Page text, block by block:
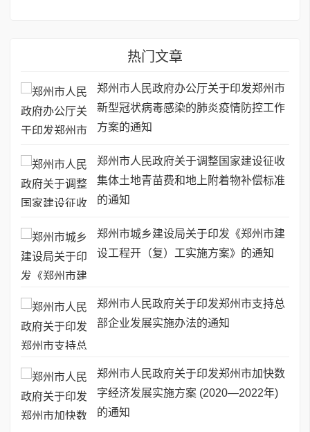
热门文章
郑州市人民政府办公厅关于印发郑州市
新型冠状病毒感染的肺炎疫情防控工作
方案的通知
郑州市人民政府关于调整国家建设征收
集体土地青苗费和地上附着物补偿标准
的通知
郑州市城乡建设局关于印发《郑州市建
设工程开（复）工实施方案》的通知
郑州市人民政府关于印发郑州市支持总
部企业发展实施办法的通知
郑州市人民政府关于印发郑州市加快数
字经济发展实施方案 (2020—2022年)
的通知